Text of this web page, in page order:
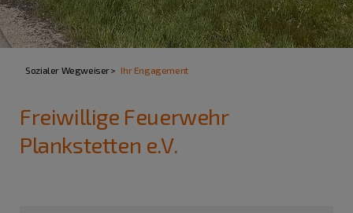
Sozialer Wegweiser Ihr Engagement
Freiwillige Feuerwehr
Plankstetten e.V.